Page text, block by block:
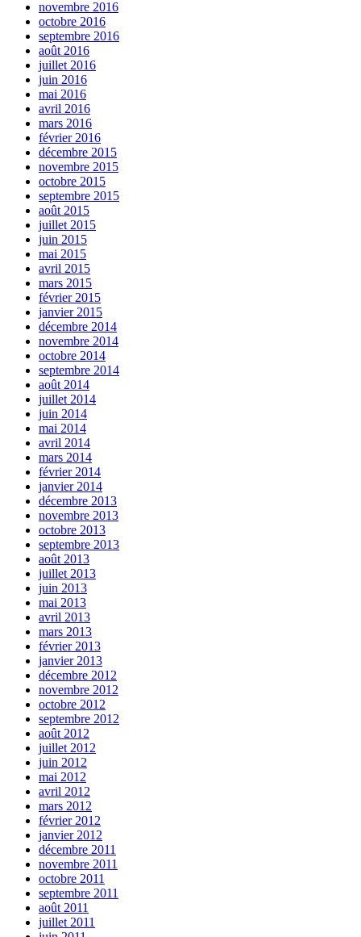
novembre 2016
octobre 2016
septembre 2016
août 2016
juillet 2016
juin 2016
mai 2016
avril 2016
mars 2016
février 2016
décembre 2015
novembre 2015
octobre 2015
septembre 2015
août 2015
juillet 2015
juin 2015
mai 2015
avril 2015
mars 2015
février 2015
janvier 2015
décembre 2014
novembre 2014
octobre 2014
septembre 2014
août 2014
juillet 2014
juin 2014
mai 2014
avril 2014
mars 2014
février 2014
janvier 2014
décembre 2013
novembre 2013
octobre 2013
septembre 2013
août 2013
juillet 2013
juin 2013
mai 2013
avril 2013
mars 2013
février 2013
janvier 2013
décembre 2012
novembre 2012
octobre 2012
septembre 2012
août 2012
juillet 2012
juin 2012
mai 2012
avril 2012
mars 2012
février 2012
janvier 2012
décembre 2011
novembre 2011
octobre 2011
septembre 2011
août 2011
juillet 2011